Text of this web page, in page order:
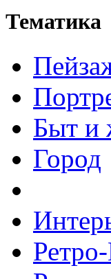
Тематика
Быт и
Город